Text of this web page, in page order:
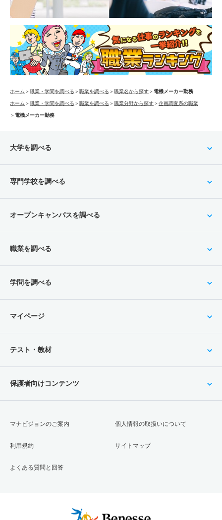
ホーム ＞職業・学問を調べる ＞職業を調べる ＞職業名から探す＞ 電機メーカー勤務
ホーム ＞職業・学問を調べる ＞職業を調べる ＞職業分野から探す＞企画調査系の職業
＞ 電機メーカー勤務
大学を調べる
専門学校を調べる
オープンキャンパスを調べる
職業を調べる
学問を調べる
マイページ
テスト・教材
保護者向けコンテンツ
マナビジョンのご案内
利用規約
よくある質問と回答
個人情報の取扱いについて
サイトマップ